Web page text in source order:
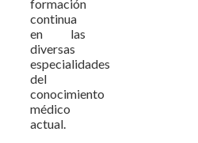
formación
continua
en las
diversas
especialidades
del
conocimiento
médico
actual.